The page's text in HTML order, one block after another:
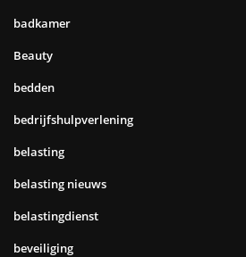
badkamer
Beauty
bedden
bedrijfshulpverlening
belasting
belasting nieuws
belastingdienst
beveiliging